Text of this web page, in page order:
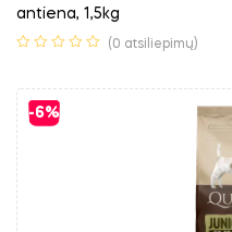
antiena, 1,5kg
(0 atsiliepimų)
-6%